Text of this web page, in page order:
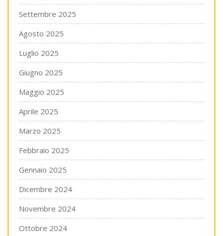
Settembre 2025
Agosto 2025
Luglio 2025
Giugno 2025
Maggio 2025
Aprile 2025
Marzo 2025
Febbraio 2025
Gennaio 2025
Dicembre 2024
Novembre 2024
Ottobre 2024